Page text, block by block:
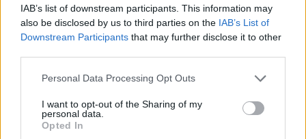
IAB’s list of downstream participants. This information may
also be disclosed by us to third parties on the IAB’s List of
Downstream Participants that may further disclose it to other
Please note that this website/app uses one or more Google
not limited to your visit or usage behaviour. You may click to
grant or deny consent to Google and its third-party tags to
use your data for below specified purposes in below Google
Personal Data Processing Opt Outs
I want to opt-out of the Sharing of my
personal data.
Opted In